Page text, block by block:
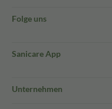
Folge uns
Sanicare App
Unternehmen